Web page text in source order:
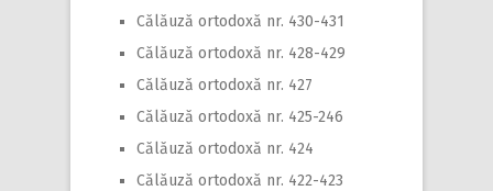
Călăuză ortodoxă nr. 430-431
Călăuză ortodoxă nr. 428-429
Călăuză ortodoxă nr. 427
Călăuză ortodoxă nr. 425-246
Călăuză ortodoxă nr. 424
Călăuză ortodoxă nr. 422-423